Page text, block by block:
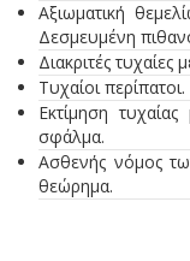
Αξιωματική
Δεσμευμένη
Διακριτές τυχαίες
Τυχαίοι
Εκτίμηση
σφάλμα.
Ασθενής νόμος
θεώρημα.